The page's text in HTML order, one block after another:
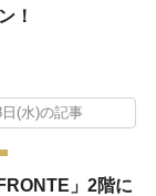
！
(水)の記事
」2階に